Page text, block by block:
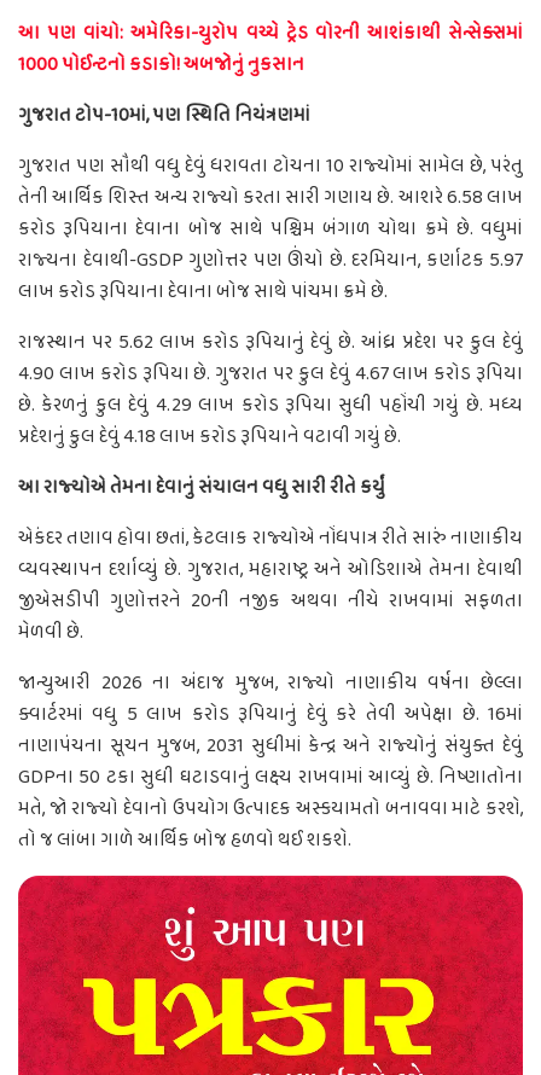
આ પણ વાંચો: અમેરિકા-યુરોપ વચ્ચે ટ્રેડ વોરની આશંકાથી સેન્સેક્સમાં
1000 પોઈન્ટનો કડાકો! અબજોનું નુકસાન
ગુજરાત ટોપ-10માં, પણ સ્થિતિ નિયંત્રણમાં
ગુજરાત પણ સૌથી વધુ દેવું ધરાવતા ટોચના 10 રાજ્યોમાં સામેલ છે, પરંતુ
તેની આર્થિક શિસ્ત અન્ય રાજ્યો કરતા સારી ગણાય છે. આશરે 6.58 લાખ
કરોડ રૂપિયાના દેવાના બોજ સાથે પશ્ચિમ બંગાળ ચોથા ક્રમે છે. વધુમાં
રાજ્યના દેવાથી-GSDP ગુણોત્તર પણ ઊંચો છે. દરમિયાન, કર્ણાટક 5.97
લાખ કરોડ રૂપિયાના દેવાના બોજ સાથે પાંચમા ક્રમે છે.
રાજસ્થાન પર 5.62 લાખ કરોડ રૂપિયાનું દેવું છે. આંધ્ર પ્રદેશ પર કુલ દેવું
4.90 લાખ કરોડ રૂપિયા છે. ગુજરાત પર કુલ દેવું 4.67 લાખ કરોડ રૂપિયા
છે. કેરળનું કુલ દેવું 4.29 લાખ કરોડ રૂપિયા સુધી પહોંચી ગયું છે. મધ્ય
પ્રદેશનું કુલ દેવું 4.18 લાખ કરોડ રૂપિયાને વટાવી ગયું છે.
આ રાજ્યોએ તેમના દેવાનું સંચાલન વધુ સારી રીતે કર્યું
એકંદર તણાવ હોવા છતાં, કેટલાક રાજ્યોએ નોંધપાત્ર રીતે સારું નાણાકીય
વ્યવસ્થાપન દર્શાવ્યું છે. ગુજરાત, મહારાષ્ટ્ર અને ઓડિશાએ તેમના દેવાથી
જીએસડીપી ગુણોત્તરને 20ની નજીક અથવા નીચે રાખવામાં સફળતા
મેળવી છે.
જાન્યુઆરી 2026 ના અંદાજ મુજબ, રાજ્યો નાણાકીય વર્ષના છેલ્લા
ક્વાર્ટરમાં વધુ 5 લાખ કરોડ રૂપિયાનું દેવું કરે તેવી અપેક્ષા છે. 16માં
નાણાપંચના સૂચન મુજબ, 2031 સુધીમાં કેન્દ્ર અને રાજ્યોનું સંયુક્ત દેવું
GDPના 50 ટકા સુધી ઘટાડવાનું લક્ષ્ય રાખવામાં આવ્યું છે. નિષ્ણાતોના
મતે, જો રાજ્યો દેવાનો ઉપયોગ ઉત્પાદક અસ્કયામતો બનાવવા માટે કરશે,
તો જ લાંબા ગાળે આર્થિક બોજ હળવો થઈ શકશે.